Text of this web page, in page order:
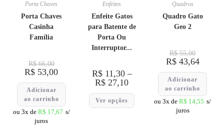
Porta Chaves
Porta Chaves
Casinha
Família
R$66,00
R$ 53,00
Adicionar
ao carrinho
ou 3x de R$ 17,67 s/
juros
Enfeites
Enfeite Gatos
para Batente de
Porta Ou
Interruptor...
R$11,30 –
R$ 27,10
Ver opções
Quadros
Quadro Gato
Geo 2
R$55,00
R$43,64
Adicionar
ao carrinho
ou 3x deR$ 14,55 s/
juros